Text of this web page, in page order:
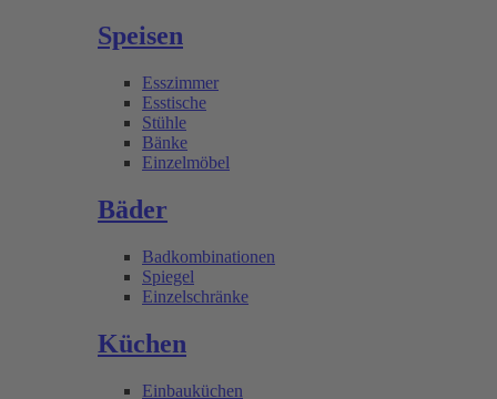
Speisen
Esszimmer
Esstische
Stühle
Bänke
Einzelmöbel
Bäder
Badkombinationen
Spiegel
Einzelschränke
Küchen
Einbauküchen